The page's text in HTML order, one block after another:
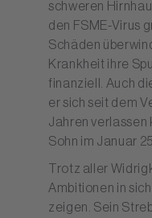
schweren
den FSME-Virus
Schäden
Krankheit ihre
finanziell. Auch
er sich seit dem
Jahren verlassen
Sohn im Januar
Trotz aller
Ambitionen in
zeigen. Sein